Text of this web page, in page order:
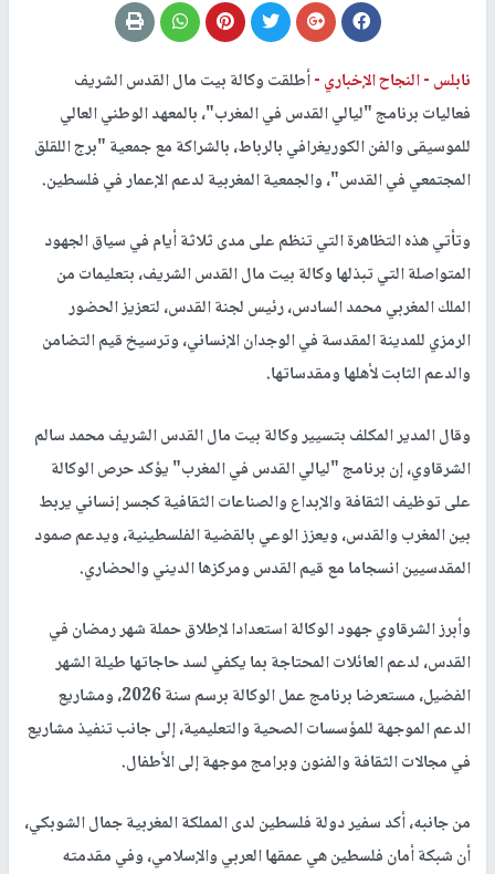
نابلس -النجاح الإخباري -أطلقت وكالة بيت مال القدس الشريف
فعاليات برنامج "ليالي القدس في المغرب"، بالمعهد الوطني العالي
للموسيقى والفن الكوريغرافي بالرباط، بالشراكة مع جمعية "برج اللقلق
المجتمعي في القدس"، والجمعية المغربية لدعم الإعمار في فلسطين.
وتأتي هذه التظاهرة التي تنظم على مدى ثلاثة أيام في سياق الجهود
المتواصلة التي تبذلها وكالة بيت مال القدس الشريف، بتعليمات من
الملك المغربي محمد السادس، رئيس لجنة القدس، لتعزيز الحضور
الرمزي للمدينة المقدسة في الوجدان الإنساني، وترسيخ قيم التضامن
والدعم الثابت لأهلها ومقدساتها.
وقال المدير المكلف بتسيير وكالة بيت مال القدس الشريف محمد سالم
الشرقاوي، إن برنامج "ليالي القدس في المغرب" يؤكد حرص الوكالة
على توظيف الثقافة والإبداع والصناعات الثقافية كجسر إنساني يربط
بين المغرب والقدس، ويعزز الوعي بالقضية الفلسطينية، ويدعم صمود
المقدسيين انسجاما مع قيم القدس ومركزها الديني والحضاري.
وأبرز الشرقاوي جهود الوكالة استعدادا لإطلاق حملة شهر رمضان في
القدس، لدعم العائلات المحتاجة بما يكفي لسد حاجاتها طيلة الشهر
الفضيل، مستعرضا برنامج عمل الوكالة برسم سنة 2026، ومشاريع
الدعم الموجهة للمؤسسات الصحية والتعليمية، إلى جانب تنفيذ مشاريع
في مجالات الثقافة والفنون وبرامج موجهة إلى الأطفال.
من جانبه، أكد سفير دولة فلسطين لدى المملكة المغربية جمال الشوبكي،
أن شبكة أمان فلسطين هي عمقها العربي والإسلامي، وفي مقدمته